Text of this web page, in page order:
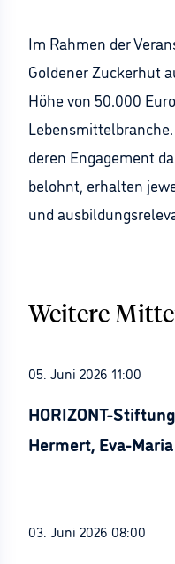
Im Rahmen der
Goldener Zuckerhut
Höhe von 50.000
deren Engagement
belohnt, erhalten
und
Weitere
05. Juni 2026 11:00
HORIZONT-
Hermert, Eva-
03. Juni 2026 08:00